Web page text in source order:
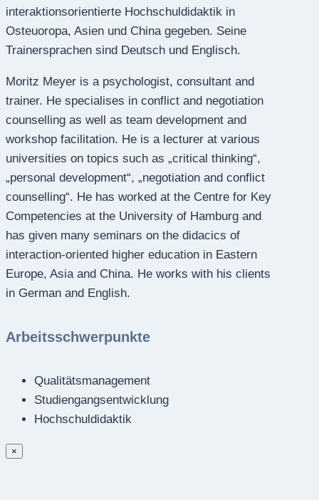
interaktionsorientierte Hochschuldidaktik in
Osteuoropa, Asien und China gegeben. Seine
Trainersprachen sind Deutsch und Englisch.
Moritz Meyer is a psychologist, consultant and
trainer. He specialises in conflict and negotiation
counselling as well as team development and
workshop facilitation. He is a lecturer at various
universities on topics such as „critical thinking“,
„personal development“, „negotiation and conflict
counselling“. He has worked at the Centre for Key
Competencies at the University of Hamburg and
has given many seminars on the didacics of
interaction-oriented higher education in Eastern
Europe, Asia and China. He works with his clients
in German and English.
Arbeitsschwerpunkte
Qualitätsmanagement
Studiengangsentwicklung
Hochschuldidaktik
×